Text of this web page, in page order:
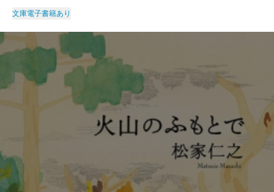
文庫電子書籍あり